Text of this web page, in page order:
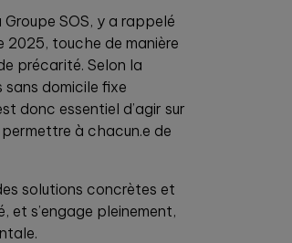
SOS, y a rappelé
2025, touche de manière
précarité. Selon la
sans domicile fixe
donc essentiel d’agir sur
à chacun.e de
solutions concrètes et
et s’engage pleinement,